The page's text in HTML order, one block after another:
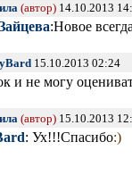
(автор) 14.10.2013
:Новое
15.10.2013 02:24
и не могу
(автор) 15.10.2013
: Ух!!!Спасибо:)